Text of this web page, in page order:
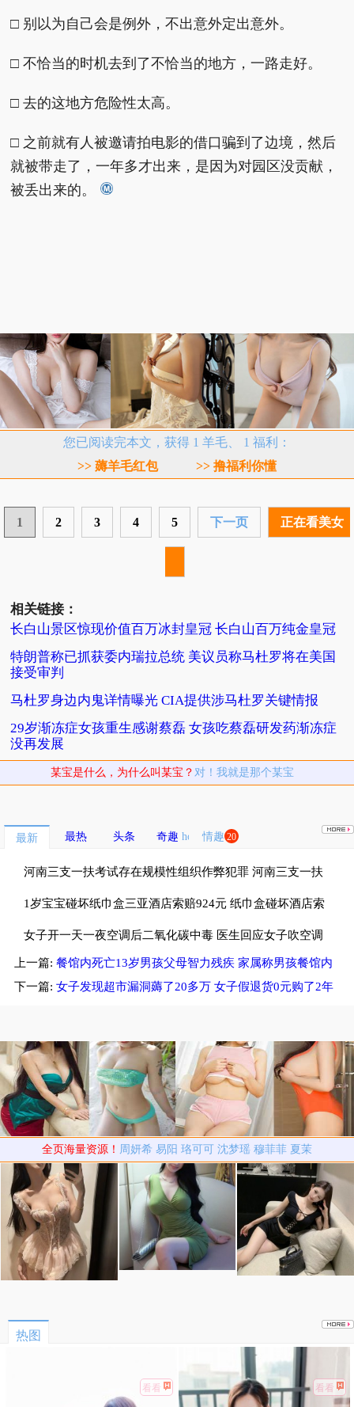
□ 别以为自己会是例外，不出意外定出意外。
□ 不恰当的时机去到了不恰当的地方，一路走好。
□ 去的这地方危险性太高。
□ 之前就有人被邀请拍电影的借口骗到了边境，然后
就被带走了，一年多才出来，是因为对园区没贡献，
被丢出来的。
您已阅读完本文，获得 1 羊毛、 1 福利：
>> 薅羊毛红包
>> 撸福利你懂
1 2 3 4 5 下一页 正在看美女
相关链接：
长白山景区惊现价值百万冰封皇冠 长白山百万纯金皇冠
特朗普称已抓获委内瑞拉总统 美议员称马杜罗将在美国
接受审判
马杜罗身边内鬼详情曝光 CIA提供涉马杜罗关键情报
29岁渐冻症女孩重生感谢蔡磊 女孩吃蔡磊研发药渐冻症
没再发展
某宝是什么，为什么叫某宝？ 对！我就是那个某宝
最新 最热 头条 奇趣 情趣 20
河南三支一扶考试存在规模性组织作弊犯罪 河南三支一扶
考试按人头给分数
1岁宝宝碰坏纸巾盒三亚酒店索赔924元 纸巾盒碰坏酒店索
赔924
女子开一天一夜空调后二氧化碳中毒 医生回应女子吹空调
中毒
上一篇: 餐馆内死亡13岁男孩父母智力残疾 家属称男孩餐馆内
死亡未被立案
下一篇: 女子发现超市漏洞薅了20多万 女子假退货0元购了2年
全页海量资源！ 周妍希 易阳 珞可可 沈梦瑶 穆菲菲 夏茉
热图
看看 看看